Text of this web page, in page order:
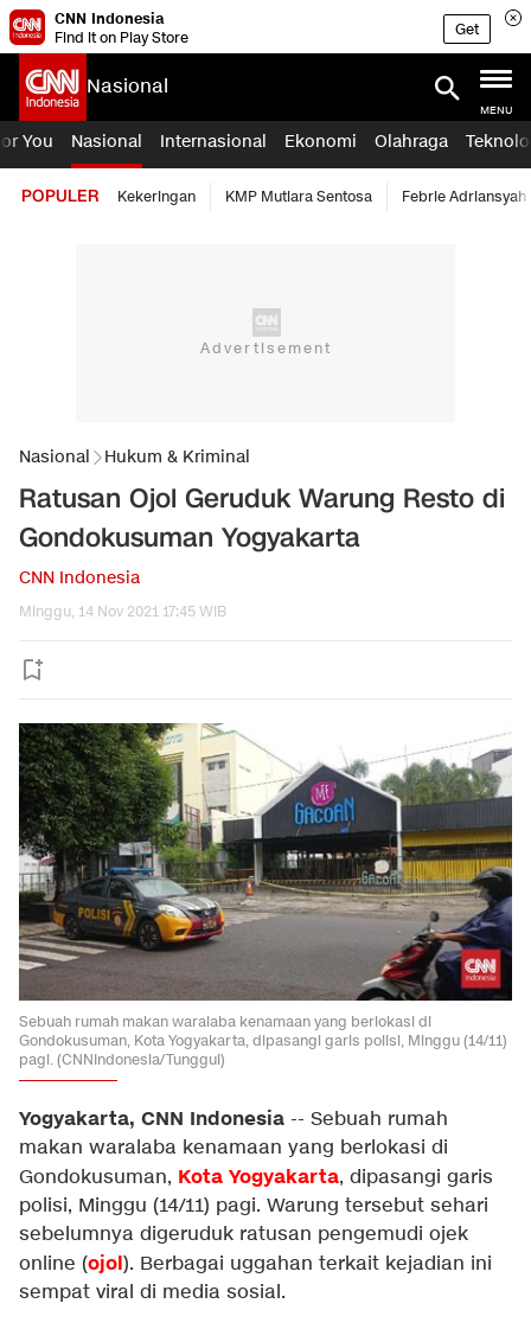
CNN Indonesia
Find it on Play Store
Get
Nasional
MENU
You Nasional Internasional Ekonomi Olahraga
POPULER Kekeringan KMP Mutiara Sentosa Febrie Adriansyah
Nasional Hukum & Kriminal
Ratusan Ojol Geruduk Warung Resto di
Gondokusuman Yogyakarta
CNN Indonesia
Minggu, 14 Nov 2021 17:45 WIB
Sebuah rumah makan waralaba kenamaan yang berlokasi di
Gondokusuman, Kota Yogyakarta, dipasangi garis polisi, Minggu (14/11)
pagi. (CNNIndonesia/Tunggul)
Yogyakarta, CNN Indonesia -- Sebuah rumah
makan waralaba kenamaan yang berlokasi di
Gondokusuman, Kota Yogyakarta, dipasangi garis
polisi, Minggu (14/11) pagi. Warung tersebut sehari
sebelumnya digeruduk ratusan pengemudi ojek
online (ojol). Berbagai uggahan terkait kejadian ini
sempat viral di media sosial.